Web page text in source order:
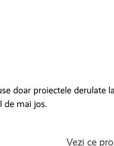
doar proiectele derulate
de mai jos.
Vezi ce